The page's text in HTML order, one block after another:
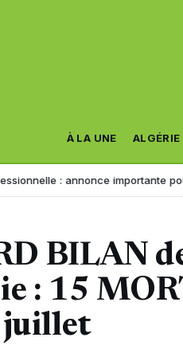
À LA UNE ALGÉRIE
annonce importante pour les
BILAN
: 15
juillet